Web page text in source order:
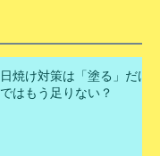
日焼け対策は「塗る」だけ
ではもう足りない？